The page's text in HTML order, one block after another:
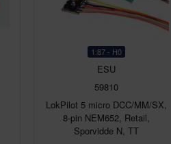
1:87 - H0
ESU
59810
LokPilot 5 micro DCC/MM/SX,
8-pin NEM652, Retail,
Sporvidde N, TT